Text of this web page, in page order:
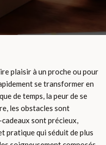
plaisir à un proche ou pour
se transformer en
de temps, la peur de se
les obstacles sont
sont précieux,
pratique qui séduit de plus